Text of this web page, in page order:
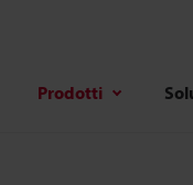
Prodotti